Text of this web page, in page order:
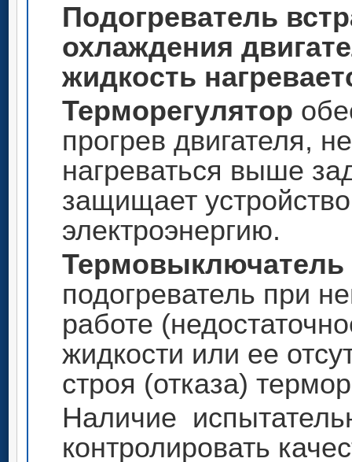
Подогреватель
охлаждения
жидкость
Терморегулятор
прогрев двигателя,
нагреваться выше
защищает
электроэнергию.
Термовыключатель
подогреватель при
работе
жидкости или ее
строя (отказа)
Наличие
контролировать